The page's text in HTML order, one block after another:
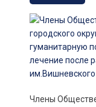
Члены